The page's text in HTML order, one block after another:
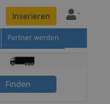
Inserieren
Partner werden
Finden